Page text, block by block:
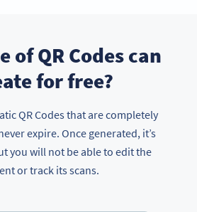
of QR Codes can
for free?
QR Codes that are completely
expire. Once generated, it’s
you will not be able to edit the
or track its scans.